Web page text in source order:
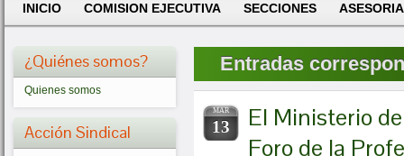
INICIO COMISION EJECUTIVA SECCIONES
¿Quiénes somos?
Quienes somos
Acción Sindical
Entradas
MAR
13
El Ministerio
Foro de la